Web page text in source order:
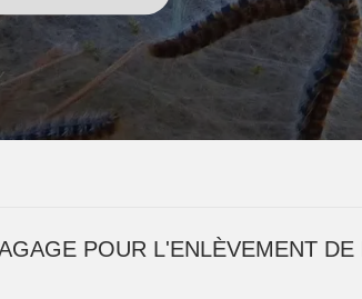
POUR L'ENLÈVEMENT DE